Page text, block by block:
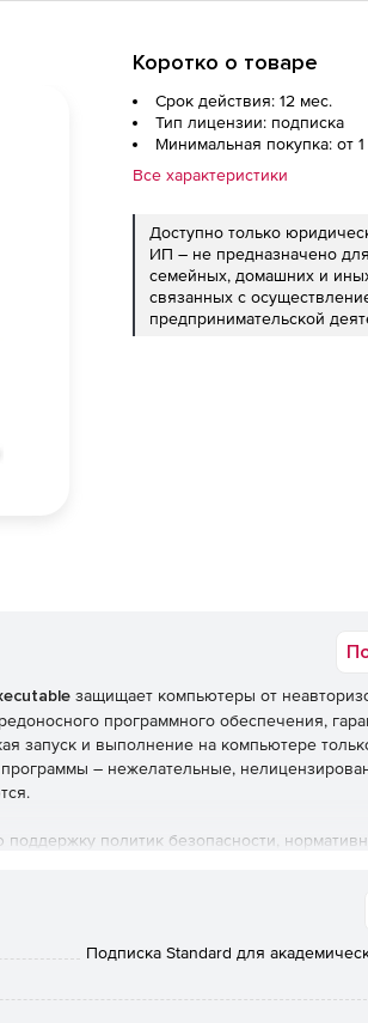
Коротко о товаре
Срок действия: 12 мес.
Тип лицензии: подписка
Минимальная покупка: от 1
Все характеристики
Доступно только
ИП – не предназначено
семейных, домашних и
связанных с
предпринимательской
защищает компьютеры от
программного обеспечения,
запуск и выполнение на компьютере
– нежелательные,
политик безопасности,
обмена мгновенными сообщениями, и
являются отвлекающим фактором,
Anti-Executable предлагает возможность
Подписка Standard для